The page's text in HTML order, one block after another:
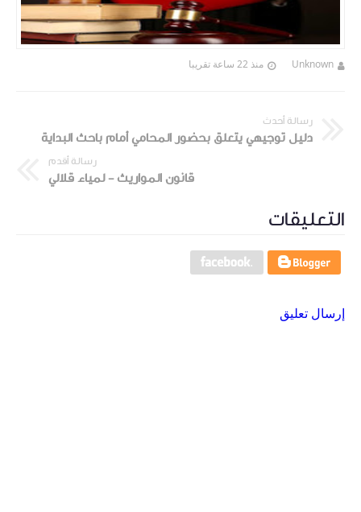
Unknown منذ 22 ساعة تقريبا
رسالة أحدث
دليل توجيهي يتعلق بحضور المحامي أمام باحث البداية
رسالة أقدم
قانون المواريث - لمياء قلالي
التعليقات
إرسال تعليق